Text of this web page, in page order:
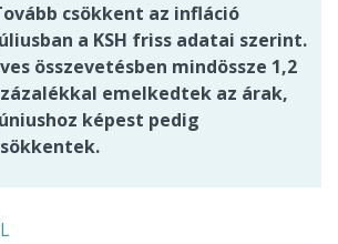
csökkent az infláció
a KSH friss adatai szerint.
összevetésben mindössze 1,2
emelkedtek az árak,
képest pedig